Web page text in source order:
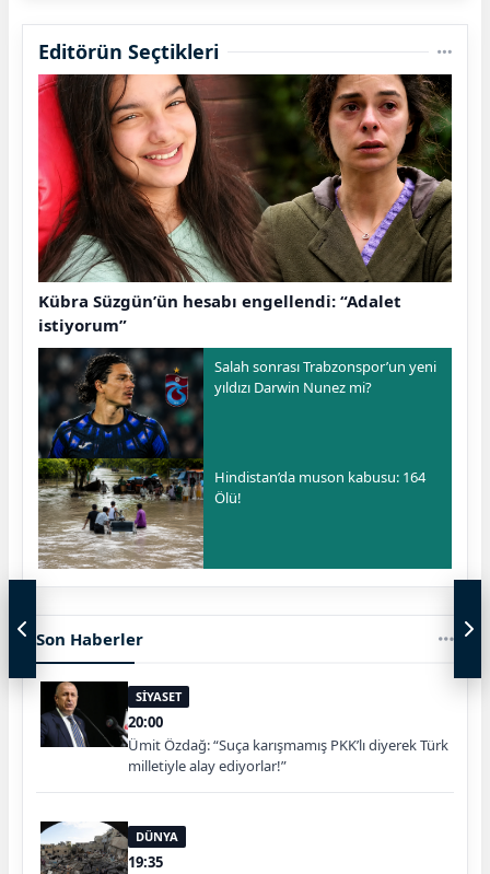
Editörün Seçtikleri
Kübra Süzgün’ün hesabı engellendi: “Adalet
istiyorum”
Salah sonrası Trabzonspor’un yeni
yıldızı Darwin Nunez mi?
Hindistan’da muson kabusu: 164
Ölü!
Son Haberler
SİYASET
20:00
Ümit Özdağ: “Suça karışmamış PKK’lı diyerek Türk
milletiyle alay ediyorlar!”
DÜNYA
19:35